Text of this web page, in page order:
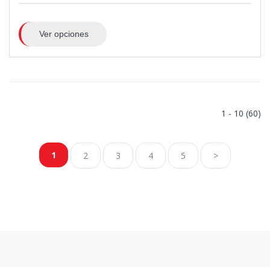
Ver opciones
1 - 10 (60)
1 2 3 4 5 >